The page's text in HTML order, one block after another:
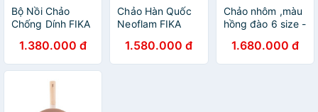
Bộ Nồi Chảo
Chống Dính FIKA
Khẩu Và Phân
Phối Chính Hãng
Cobi Home
1.380.000 đ
Chảo Hàn Quốc
Neoflam FIKA
được bếp từ -
Trắng
1.580.000 đ
Chảo nhôm ,màu
hồng đào 6 size -
hang cobi home
1.680.000 đ